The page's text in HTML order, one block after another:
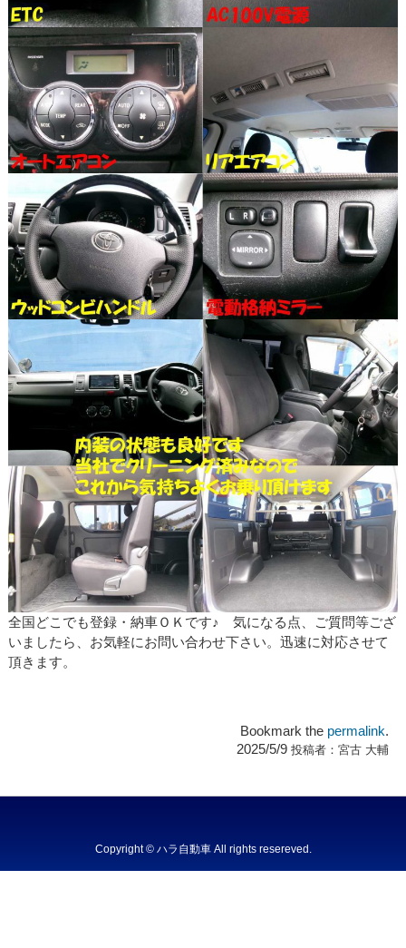
全国どこでも登録・納車ＯＫです♪ 気になる点、ご質問等ござ
いましたら、お気軽にお問い合わせ下さい。迅速に対応させて
頂きます。
Bookmark the permalink.
2025/5/9 投稿者：宮古 大輔
Copyright © ハラ自動車 All rights resereved.Powered by DJCOM Inc.